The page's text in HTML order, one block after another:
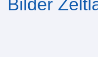
Bilder